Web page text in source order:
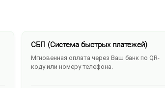
СБП (Система быстрых платежей)
Мгновенная оплата через Ваш банк по QR-
коду или номеру телефона.